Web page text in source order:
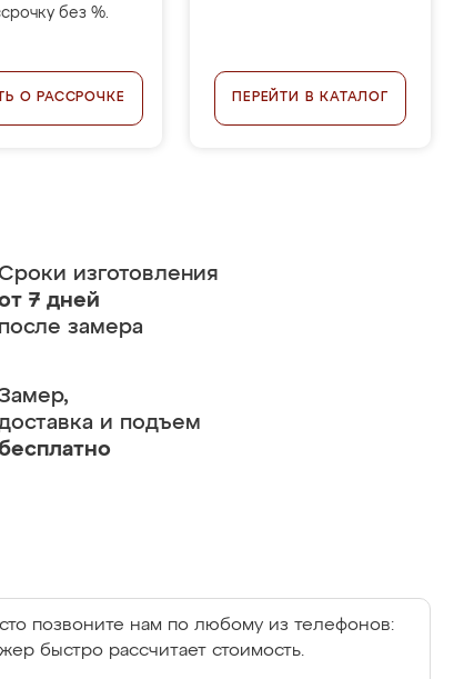
без %.
О РАССРОЧКЕ ПЕРЕЙТИ В КАТАЛОГ
изготовления
7 дней
после замера
Замер,
и подъем
позвоните нам по любому из телефонов:
быстро рассчитает стоимость.